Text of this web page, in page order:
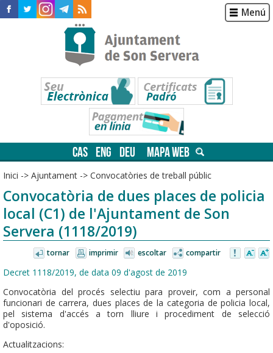
Menú
CAS ENG DEU MAPA WEB
Inici -> Ajuntament -> Convocatòries de treball públic
Convocatòria de dues places de policia
local (C1) de l'Ajuntament de Son
Servera (1118/2019)
tornar imprimir escoltar compartir
Decret 1118/2019, de data 09 d'agost de 2019
Convocatòria del procés selectiu para proveir, com a personal
funcionari de carrera, dues places de la categoria de policia local,
pel sistema d'accés a torn lliure i procediment de selecció
d'oposició.
Actualitzacions: